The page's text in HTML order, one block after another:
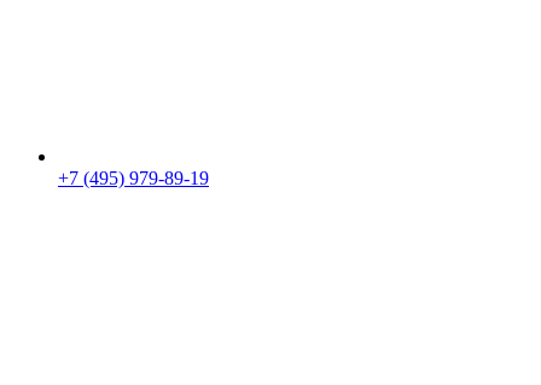
+7 (495) 979-89-19